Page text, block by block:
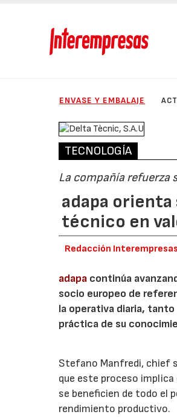
ENVASE Y EMBALAJE
TECNOLOGÍA
La compañía refuerza
adapa
técnico en
Redacción Interempresas
adapa continúa
socio europeo de
la operativa diaria,
práctica de su
Stefano Manfredi, chief
que este proceso
se beneficien de todo el
rendimiento productivo.